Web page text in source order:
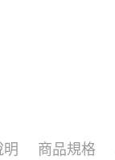
明 商品規格